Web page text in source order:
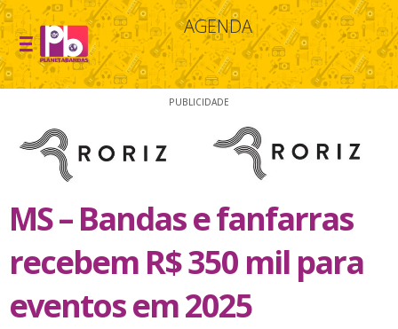
AGENDA
PUBLICIDADE
MS – Bandas e fanfarras
recebem R$ 350 mil para
eventos em 2025